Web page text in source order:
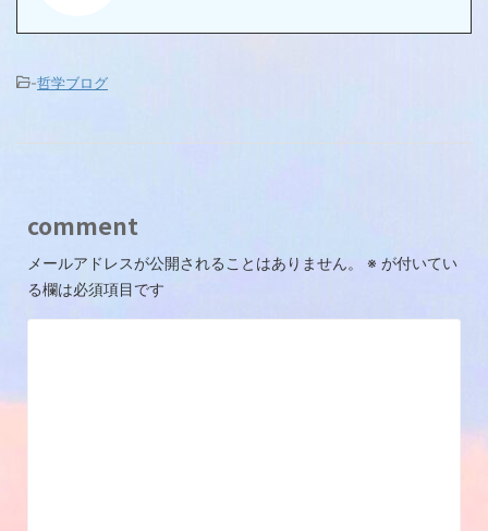
-哲学ブログ
comment
メールアドレスが公開されることはありません。 ※ が付いてい
る欄は必須項目です